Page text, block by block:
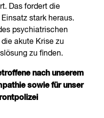
Das fordert die
stark heraus.
psychiatrischen
akute Krise zu
zu finden.
nach unserem
sowie für unser